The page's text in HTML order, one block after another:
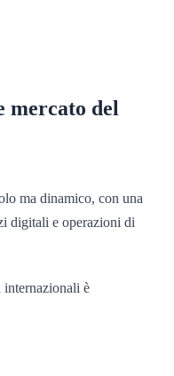
mercato del
ma dinamico, con una
digitali e operazioni di
internazionali è